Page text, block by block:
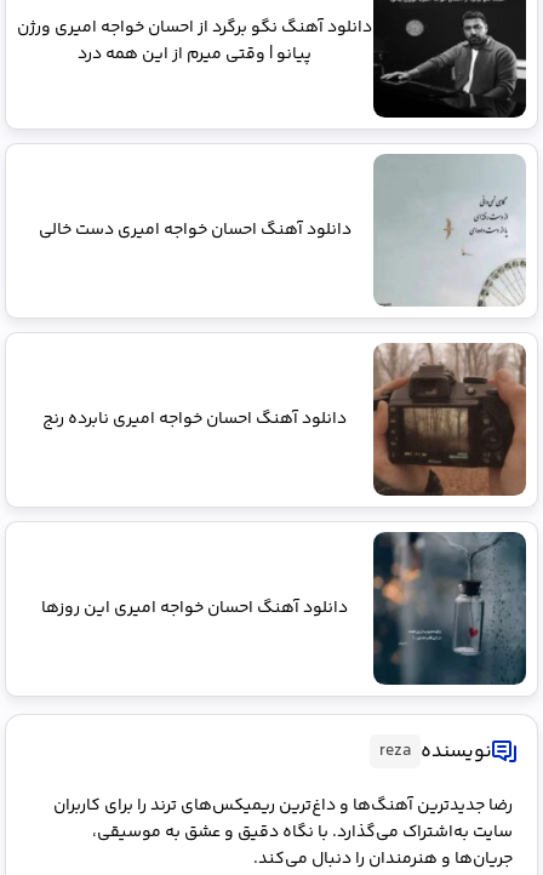
دانلود آهنگ نگو برگرد از احسان خواجه امیری ورژن
پیانو | وقتی میرم از این همه درد
دانلود آهنگ احسان خواجه امیری دست خالی
دانلود آهنگ احسان خواجه امیری نابرده رنج
دانلود آهنگ احسان خواجه امیری این‌ روزها
نویسنده reza
رضا جدیدترین آهنگ‌ها و داغ‌ترین ریمیکس‌های ترند را برای کاربران
سایت به‌اشتراک می‌گذارد. با نگاه دقیق و عشق به موسیقی،
جریان‌ها و هنرمندان را دنبال می‌کند.